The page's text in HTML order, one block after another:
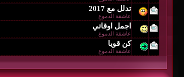
تدلل مع 2017
عاشقة الدموع
اجمل اوقاتي
عاشقة الدموع
كن قويا
عاشقة الدموع